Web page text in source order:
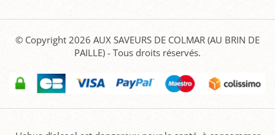
© Copyright 2026 AUX SAVEURS DE COLMAR (AU BRIN DE
PAILLE) - Tous droits réservés.